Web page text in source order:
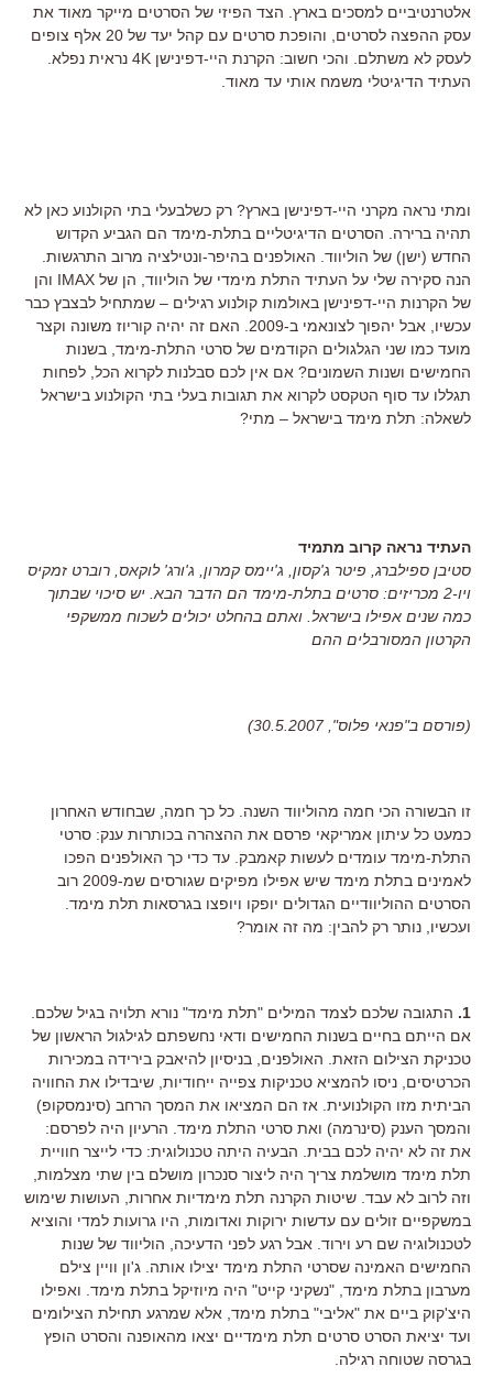
אלטרנטיביים למסכים בארץ. הצד הפיזי של הסרטים מייקר מאוד את
עסק ההפצה לסרטים, והופכת סרטים עם קהל יעד של 20 אלף צופים
לעסק לא משתלם. והכי חשוב: הקרנת היי-דפינישן 4K נראית נפלא.
העתיד הדיגיטלי משמח אותי עד מאוד.
ומתי נראה מקרני היי-דפינישן בארץ? רק כשלבעלי בתי הקולנוע כאן לא
תהיה ברירה. הסרטים הדיגיטליים בתלת-מימד הם הגביע הקדוש
החדש (ישן) של הוליווד. האולפנים בהיפר-ונטילציה מרוב התרגשות.
הנה סקירה שלי על העתיד התלת מימדי של הוליווד, הן של IMAX והן
של הקרנות היי-דפינישן באולמות קולנוע רגילים – שמתחיל לבצבץ כבר
עכשיו, אבל יהפוך לצונאמי ב-2009. האם זה יהיה קוריוז משונה וקצר
מועד כמו שני הגלגולים הקודמים של סרטי התלת-מימד, בשנות
החמישים ושנות השמונים? אם אין לכם סבלנות לקרוא הכל, לפחות
תגללו עד סוף הטקסט לקרוא את תגובות בעלי בתי הקולנוע בישראל
לשאלה: תלת מימד בישראל – מתי?
העתיד נראה קרוב מתמיד
סטיבן ספילברג, פיטר ג'קסון, ג'יימס קמרון, ג'ורג' לוקאס, רוברט זמקיס
ויו-2 מכריזים: סרטים בתלת-מימד הם הדבר הבא. יש סיכוי שבתוך
כמה שנים אפילו בישראל. ואתם בהחלט יכולים לשכוח ממשקפי
הקרטון המסורבלים ההם
(פורסם ב"פנאי פלוס", 30.5.2007)
זו הבשורה הכי חמה מהוליווד השנה. כל כך חמה, שבחודש האחרון
כמעט כל עיתון אמריקאי פרסם את ההצהרה בכותרות ענק: סרטי
התלת-מימד עומדים לעשות קאמבק. עד כדי כך האולפנים הפכו
לאמינים בתלת מימד שיש אפילו מפיקים שגורסים שמ-2009 רוב
הסרטים ההוליוודיים הגדולים יופקו ויופצו בגרסאות תלת מימד.
ועכשיו, נותר רק להבין: מה זה אומר?
1.
התגובה שלכם לצמד המילים "תלת מימד" נורא תלויה בגיל שלכם.
אם הייתם בחיים בשנות החמישים ודאי נחשפתם לגילגול הראשון של
טכניקת הצילום הזאת. האולפנים, בניסיון להיאבק בירידה במכירות
הכרטיסים, ניסו להמציא טכניקות צפייה ייחודיות, שיבדילו את החוויה
הביתית מזו הקולנועית. אז הם המציאו את המסך הרחב (סינמסקופ)
והמסך הענק (סינרמה) ואת סרטי התלת מימד. הרעיון היה לפרסם:
את זה לא יהיה לכם בבית. הבעיה היתה טכנולוגית: כדי לייצר חוויית
תלת מימד מושלמת צריך היה ליצור סנכרון מושלם בין שתי מצלמות,
וזה לרוב לא עבד. שיטות הקרנה תלת מימדיות אחרות, העושות שימוש
במשקפיים זולים עם עדשות ירוקות ואדומות, היו גרועות למדי והוציא
לטכנולוגיה שם רע וירוד. אבל רגע לפני הדעיכה, הוליווד של שנות
החמישים האמינה שסרטי התלת מימד יצילו אותה. ג'ון וויין צילם
מערבון בתלת מימד, "נשקיני קייט" היה מיוזיקל בתלת מימד. ואפילו
היצ'קוק ביים את "אליבי" בתלת מימד, אלא שמרגע תחילת הצילומים
ועד יציאת הסרט סרטים תלת מימדיים יצאו מהאופנה והסרט הופץ
בגרסה שטוחה רגילה.